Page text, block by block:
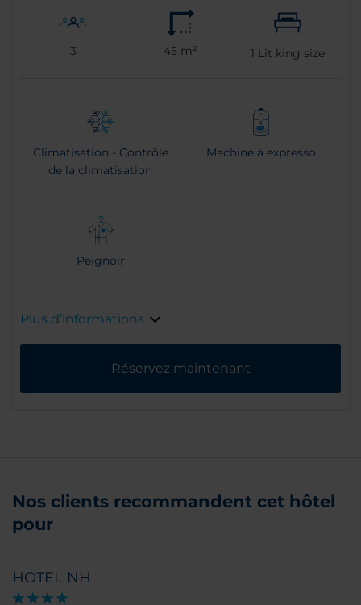
3 45 m² 1 Lit king size
Climatisation - Contrôle
de la climatisation
Machine à expresso
Peignoir
Plus d’informations
Réservez maintenant
Nos clients recommandent cet hôtel
pour
HOTEL NH